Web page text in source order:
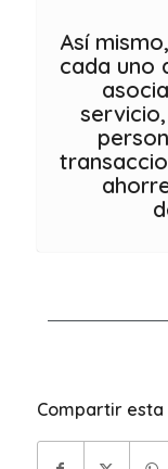
Así
cada uno
Compartir